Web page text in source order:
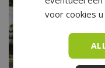
voor cookies